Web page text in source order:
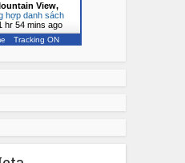
View,
hợp danh sách
hr 54 mins ago
Tracking ON